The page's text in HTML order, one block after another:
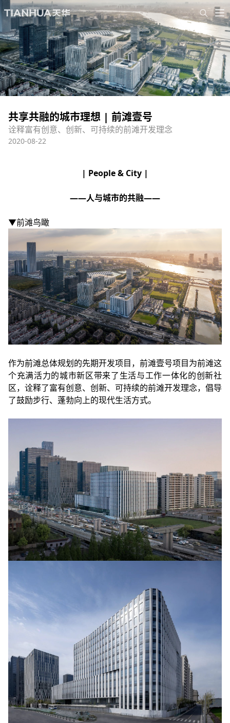
共享共融的城市理想 | 前滩壹号
诠释富有创意、创新、可持续的前滩开发理念
2020-08-22
| People & City |
——人与城市的共融——
▼前滩鸟瞰
作为前滩总体规划的先期开发项目，前滩壹号项目为前滩这
个充满活力的城市新区带来了生活与工作一体化的创新社
区，诠释了富有创意、创新、可持续的前滩开发理念，倡导
了鼓励步行、蓬勃向上的现代生活方式。